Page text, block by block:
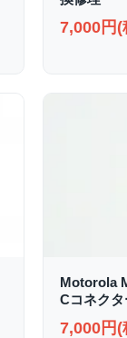
7,000円(
Motorola
Cコネク
7,000円(